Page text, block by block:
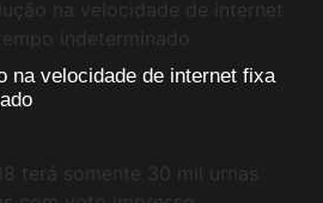
na velocidade de internet fixa